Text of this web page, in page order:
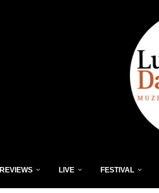
REVIEWS LIVE FESTIVAL